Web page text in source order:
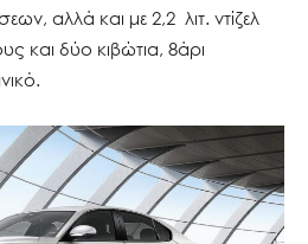
αλλά και με 2,2 λιτ. ντίζελ
και δύο κιβώτια, 8άρι